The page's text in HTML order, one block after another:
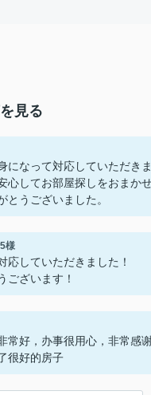
見る
になって対応していただき
心してお部屋探しをおまか
とうございました。
様
応していただきました！
ございます！
常好，办事很用心，非常感
很好的房子